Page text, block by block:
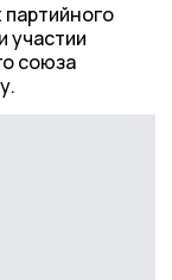
участии
союза